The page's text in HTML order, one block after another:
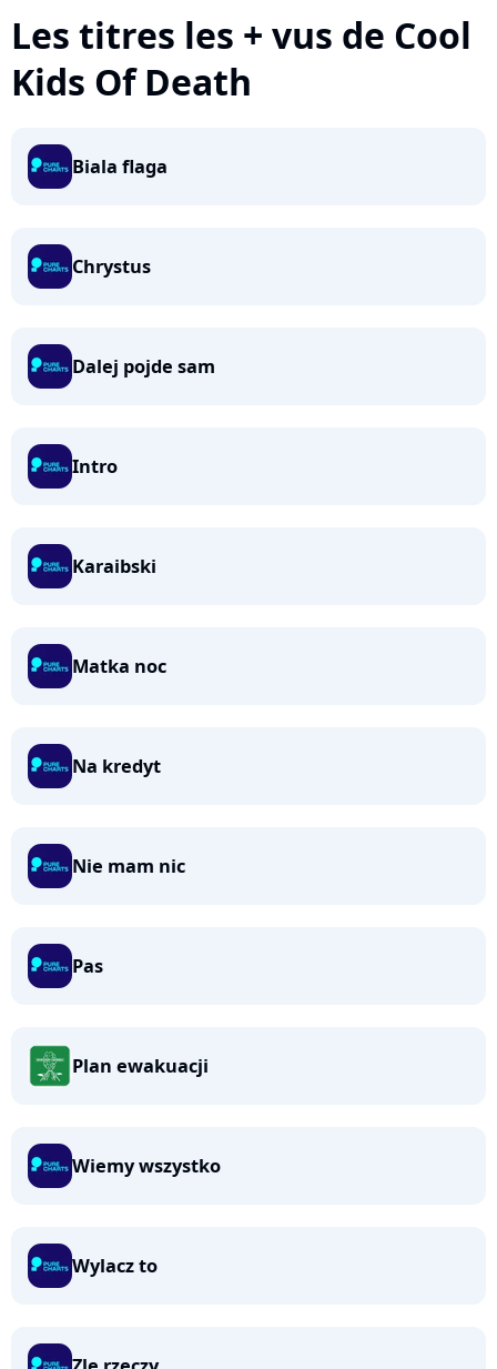
Les titres les + vus de Cool
Kids Of Death
Biala flaga
Chrystus
Dalej pojde sam
Intro
Karaibski
Matka noc
Na kredyt
Nie mam nic
Pas
Plan ewakuacji
Wiemy wszystko
Wylacz to